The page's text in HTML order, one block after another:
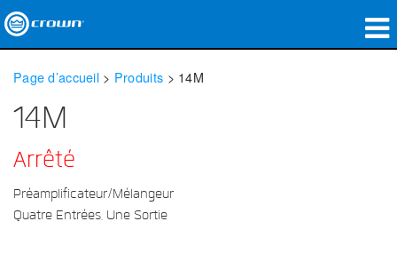
Applications
Audio en réseau
Où acheter
Études de cas
Page d’accueil > Produits > 14M
14M
Arrêté
Préamplificateur/Mélangeur
Quatre Entrées, Une Sortie